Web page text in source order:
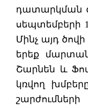
դատարկման
սեպտեմբերի
Մինչ այդ
երեք
Շարնեն և
կռվող